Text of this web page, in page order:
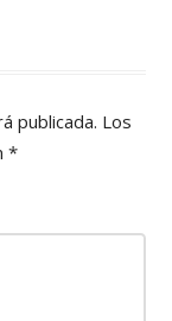
publicada. Los
*